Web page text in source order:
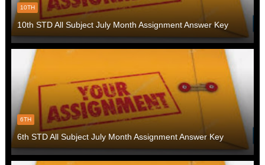
10TH
10th STD All Subject July Month Assignment Answer Key
6TH
6th STD All Subject July Month Assignment Answer Key